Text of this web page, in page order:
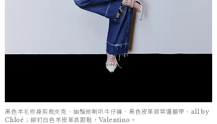
黑色羊毛修身剪裁夾克、抽鬚微喇叭牛仔褲、黑色皮革荷葉邊腰帶、all by
Chloé；鉚釘白色羊皮革高跟鞋，Valentino。